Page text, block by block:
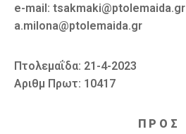
e-mail: tsakmaki@ptolemaida.gr
a.milona@ptolemaida.gr
Πτολεμαΐδα: 21-4-2023
Αριθμ Πρωτ: 10417
Π Ρ Ο Σ